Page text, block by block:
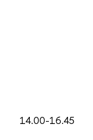
14.00-16.45